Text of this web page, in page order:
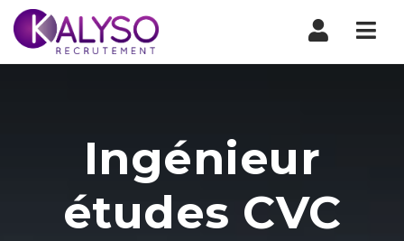
Ingénieur
études CVC